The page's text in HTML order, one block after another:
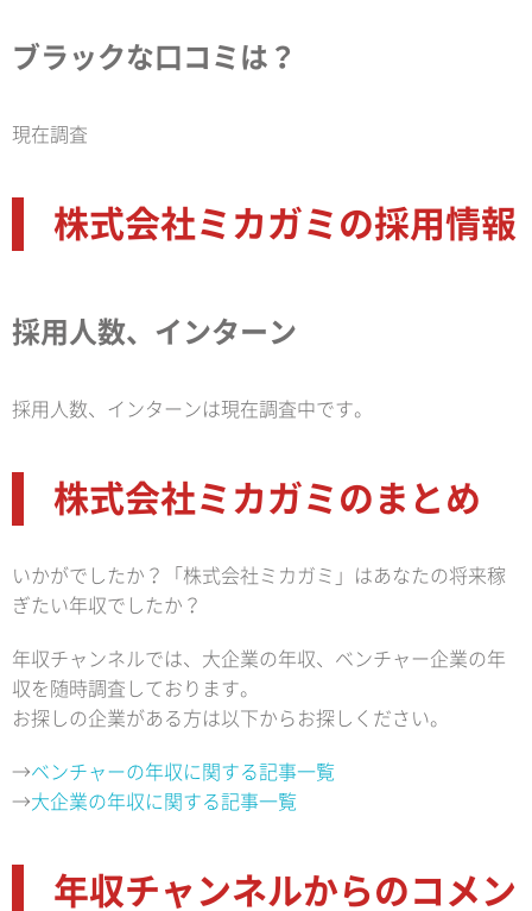
ブラックな口コミは？
現在調査
株式会社ミカガミの採用情報
採用人数、インターン
採用人数、インターンは現在調査中です。
株式会社ミカガミのまとめ
いかがでしたか？「株式会社ミカガミ」はあなたの将来稼
ぎたい年収でしたか？
年収チャンネルでは、大企業の年収、ベンチャー企業の年
収を随時調査しております。
お探しの企業がある方は以下からお探しください。
→ベンチャーの年収に関する記事一覧
→大企業の年収に関する記事一覧
年収チャンネルからのコメン